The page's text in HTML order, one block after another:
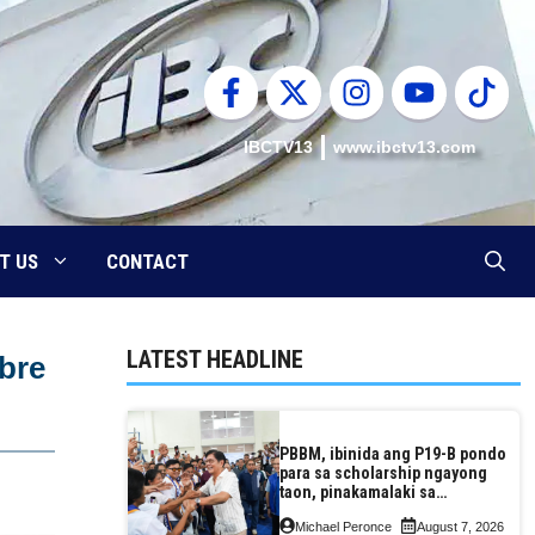
IBCTV13 www.ibctv13.com
US CONTACT
LATEST HEADLINE
PBBM, ibinida ang P19-B pondo
para sa scholarship ngayong
taon, pinakamalaki sa
Michael Peronce August 7, 2026